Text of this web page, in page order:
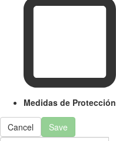
Medidas de Protección
Cancel Save